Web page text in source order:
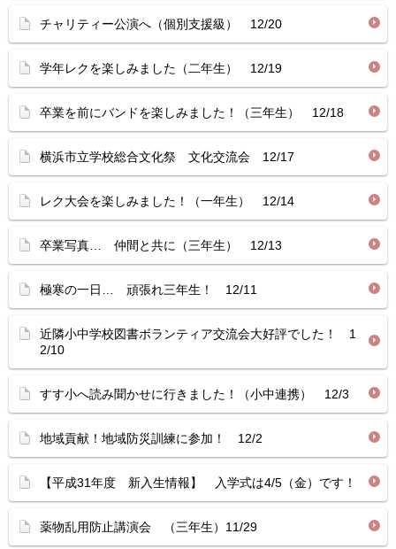
チャリティー公演へ（個別支援級） 12/20
学年レクを楽しみました（二年生） 12/19
卒業を前にバンドを楽しみました！（三年生） 12/18
横浜市立学校総合文化祭 文化交流会 12/17
レク大会を楽しみました！（一年生） 12/14
卒業写真… 仲間と共に（三年生） 12/13
極寒の一日… 頑張れ三年生！ 12/11
近隣小中学校図書ボランティア交流会大好評でした！ 1
2/10
すす小へ読み聞かせに行きました！（小中連携） 12/3
地域貢献！地域防災訓練に参加！ 12/2
【平成31年度 新入生情報】 入学式は4/5（金）です！
薬物乱用防止講演会 （三年生）11/29